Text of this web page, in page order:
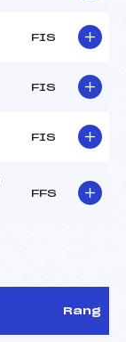
FIS
FIS
FIS
FFS
Rang